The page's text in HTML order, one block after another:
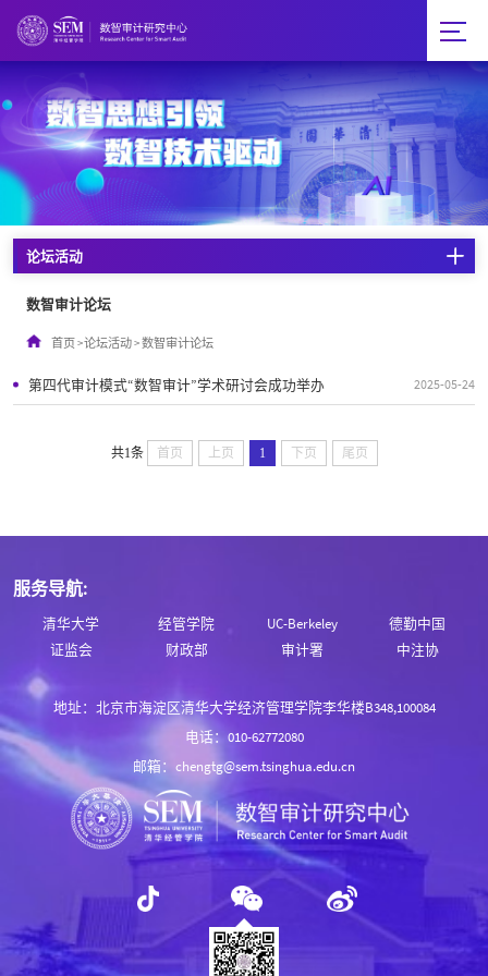
论坛活动
数智审计论坛
首页>论坛活动>数智审计论坛
2025-05-24
第四代审计模式“数智审计”学术研讨会成功举办
共1条 首页 上页 1 下页 尾页
服务导航:
清华大学 经管学院 UC-Berkeley
德勤中国
证监会
财政部 审计署 中注协
地址：北京市海淀区清华大学经济管理学院李华楼B348,100084
电话：010-62772080
邮箱：chengtg@sem.tsinghua.edu.cn